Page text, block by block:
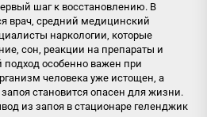
шаг к восстановлению. В
врач, средний медицинский
наркологии, которые
сон, реакции на препараты и
особенно важен при
человека уже истощен, а
становится опасен для жизни.
из запоя в стационаре геленджик